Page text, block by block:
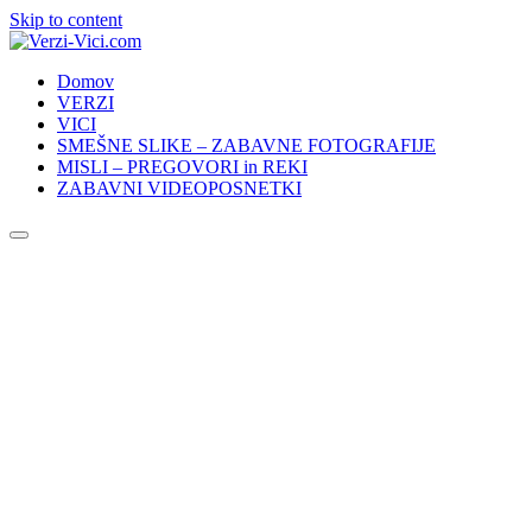
Skip to content
Domov
VERZI
VICI
SMEŠNE SLIKE – ZABAVNE FOTOGRAFIJE
MISLI – PREGOVORI in REKI
ZABAVNI VIDEOPOSNETKI